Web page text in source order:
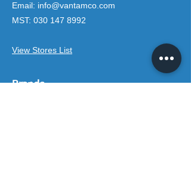
Email: info@vantamco.com
MST: 030 147 8992
View Stores List
Brands